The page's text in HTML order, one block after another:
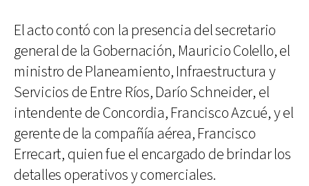
El acto contó con la presencia del secretario
general de la Gobernación, Mauricio Colello, el
ministro de Planeamiento, Infraestructura y
Servicios de Entre Ríos, Darío Schneider, el
intendente de Concordia, Francisco Azcué, y el
gerente de la compañía aérea, Francisco
Errecart, quien fue el encargado de brindar los
detalles operativos y comerciales.